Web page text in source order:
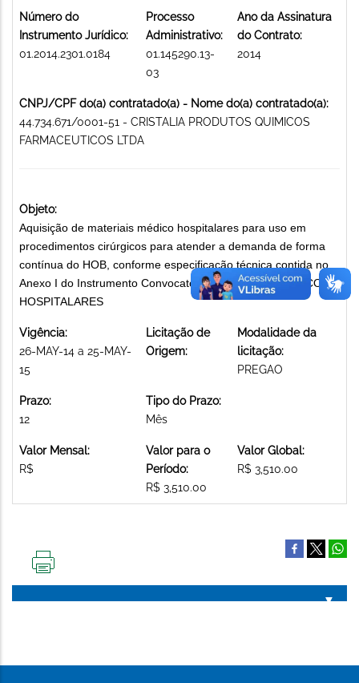
Número do
Instrumento Jurídico:
01.2014.2301.0184
Processo
Administrativo:
01.145290.13-
03
Ano da Assinatura
do Contrato:
2014
CNPJ/CPF do(a) contratado(a) - Nome do(a) contratado(a):
44.734.671/0001-51 - CRISTALIA PRODUTOS QUIMICOS
FARMACEUTICOS LTDA
Objeto:
Aquisição de materiais médico hospitalares para uso em
procedimentos cirúrgicos para atender a demanda de forma
contínua do HOB, conforme especificação técnica contida no
Anexo I do Instrumento Convocatório. MATERIAIS MÉDICO-
HOSPITALARES
Vigência:
26-MAY-14 a 25-MAY-
15
Licitação de
Origem:
Modalidade da
licitação:
PREGAO
Prazo:
12
Tipo do Prazo:
Mês
Valor Mensal:
R$
Valor para o
Período:
R$ 3,510.00
Valor Global:
R$ 3,510.00
PÁGINA